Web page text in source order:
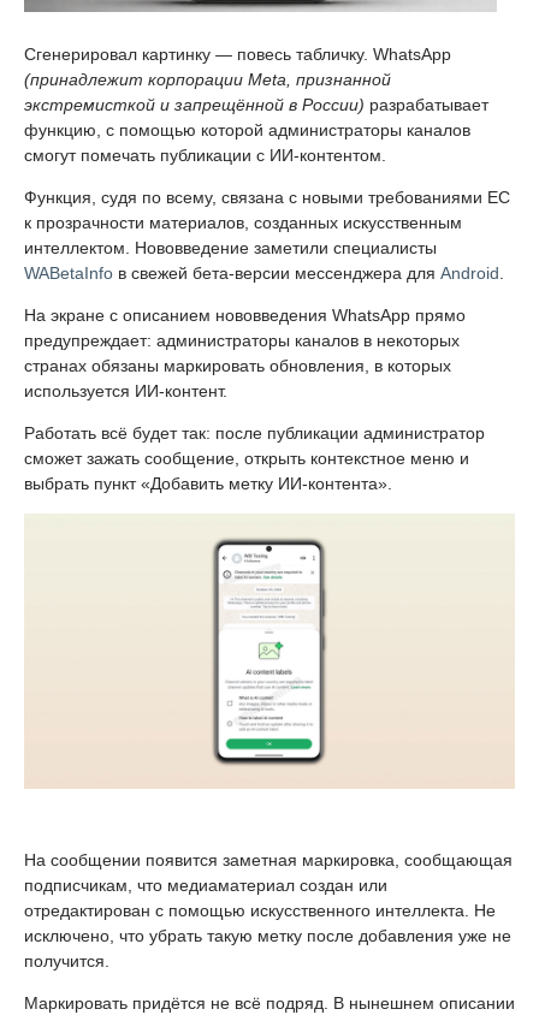
Сгенерировал картинку — повесь табличку. WhatsApp
(принадлежит корпорации Meta, признанной
экстремисткой и запрещённой в России) разрабатывает
функцию, с помощью которой администраторы каналов
смогут помечать публикации с ИИ-контентом.
Функция, судя по всему, связана с новыми требованиями ЕС
к прозрачности материалов, созданных искусственным
интеллектом. Нововведение заметили специалисты
WABetaInfo в свежей бета-версии мессенджера для Android
На экране с описанием нововведения WhatsApp прямо
предупреждает: администраторы каналов в некоторых
странах обязаны маркировать обновления, в которых
используется ИИ-контент.
Работать всё будет так: после публикации администратор
сможет зажать сообщение, открыть контекстное меню и
выбрать пункт «Добавить метку ИИ-контента».
На сообщении появится заметная маркировка, сообщающая
подписчикам, что медиаматериал создан или
отредактирован с помощью искусственного интеллекта. Не
исключено, что убрать такую метку после добавления уже не
получится.
Маркировать придётся не всё подряд. В нынешнем описании